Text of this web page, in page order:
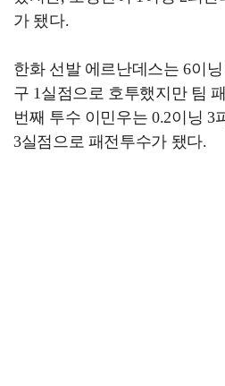
가 됐다.
한화 선발 에르난데스는 6이
구 1실점으로 호투했지만 팀
번째 투수 이민우는 0.2이닝 3
3실점으로 패전투수가 됐다.